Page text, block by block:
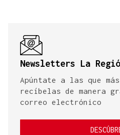
Newsletters La
Apúntate a las que
recíbelas de manera
correo electrónico